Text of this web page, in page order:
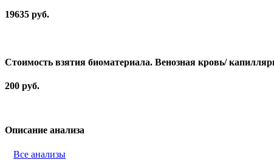
19635 руб.
Стоимость взятия биоматериала. Венозная кровь/
200 руб.
Описание анализа
Все анализы